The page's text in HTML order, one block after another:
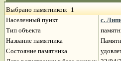
Выбрано памятников: 1
Населенный пункт
с.
Тип объекта
Название памятника
Состояние памятника